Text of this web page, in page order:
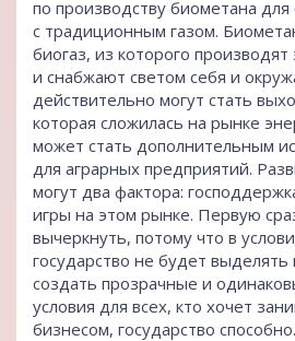
по производству биометана для
с традиционным газом.
биогаз, из которого
и снабжают светом себя и
действительно могут стать
которая сложилась на рынке
может стать дополнительным
для аграрных предприятий.
могут два фактора:
игры на этом рынке. Первую
вычеркнуть, потому что в
государство не будет выделять
создать прозрачные и
условия для всех, кто хочет
бизнесом, государство способно.